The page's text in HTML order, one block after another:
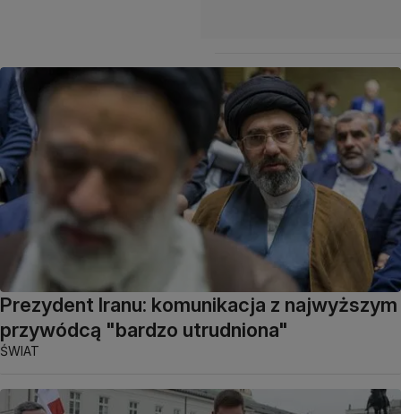
Prezydent Iranu: komunikacja z najwyższym
przywódcą "bardzo utrudniona"
ŚWIAT